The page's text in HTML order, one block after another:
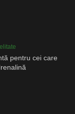
pentru cei care